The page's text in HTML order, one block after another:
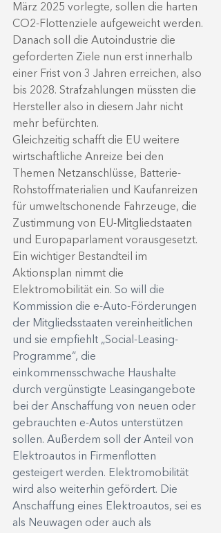
März 2025 vorlegte, sollen die harten
CO2-Flottenziele aufgeweicht werden.
Danach soll die Autoindustrie die
geforderten Ziele nun erst innerhalb
einer Frist von 3 Jahren erreichen, also
bis 2028. Strafzahlungen müssten die
Hersteller also in diesem Jahr nicht
mehr befürchten.
Gleichzeitig schafft die EU weitere
wirtschaftliche Anreize bei den
Themen Netzanschlüsse, Batterie-
Rohstoffmaterialien und Kaufanreizen
für umweltschonende Fahrzeuge, die
Zustimmung von EU-Mitgliedstaaten
und Europaparlament vorausgesetzt.
Ein wichtiger Bestandteil im
Aktionsplan nimmt die
Elektromobilität ein. So will die
Kommission die e-Auto-Förderungen
der Mitgliedsstaaten vereinheitlichen
und sie empfiehlt „Social-Leasing-
Programme“, die
einkommensschwache Haushalte
durch vergünstigte Leasingangebote
bei der Anschaffung von neuen oder
gebrauchten e-Autos unterstützen
sollen. Außerdem soll der Anteil von
Elektroautos in Firmenflotten
gesteigert werden. Elektromobilität
wird also weiterhin gefördert. Die
Anschaffung eines Elektroautos, sei es
als Neuwagen oder auch als